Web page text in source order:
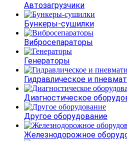
Автозагрузчики
Бункеры-сушилки
Вибросепараторы
Генераторы
Гидравлическое и
Диагностическое
Другое оборудование
Железнодорожное